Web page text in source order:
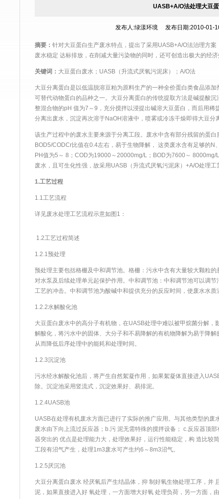
UASB+A/O法处理大豆
发布人:绿漾环境 发布日期:2010-01-
摘要： 针对大豆蛋白生产废水特点，提出了采用UASB+A/O法治理方
废水稳定 达标排放，在削减大量污染物的同时，还可创造出极大的经
关键词： 大豆蛋白 废水 ；UASB（升流式厌氧污泥床）；A/O法
大豆分离蛋白是以低温脱溶豆粕为原料生产的一种全价蛋白类食品添
可替代动物蛋白的品种之一。大豆分离蛋白的传统提取方法是碱提酸
整混合物的pH 值为7～9，充分搅拌以浸提出碱溶大豆蛋白，而后用
分离出 废水 ，沉淀再次溶于NaOH溶液中，喷雾或冷冻干燥即得大豆分
该生产过程中的废水主要来源于分离工段。 废水中含有部分残留的蛋白
BOD5/CODCr比值在0.4左右，易于生物降解， 这类废水含有足够的N
PH值为5～ 8；COD为19000～20000mg/L；BOD为7600～
废水 ，且可生化性强，故采用UASB（升流式厌氧污泥床）+A/O处理工
1.工艺过程
1.1工艺流程
详见废水处理工艺流程示意如图1：
1.2工艺过程简述
1.2.1预处理
预处理主要包括格栅及中和调节池。格栅：污水中含有大量较大颗粒
对水泵及后续处理单元起保护作用。中和调节池：中和调节池可以调
工艺的冲击。中和调节池为酸碱中和提供充分的反应时间，使废水水质
1.2.2水解酸化池
大豆蛋白 废水中的高分子有机物，在UASB处理中难以被甲烷菌分解
解酸化，将污水中的固体、大分子和不易降解的有机物降解为易于降
从而降低后序处理中的能耗和处理时间。
1.2.3沉淀池
污水经水解酸化池后，将产生自然絮凝作用，如果絮凝体直接进入
除。沉淀池采用竖流式，沉淀效果好、易排泥。
1.2.4UASB池
UASB在处理有机废水方面已进行了实际的推广应用。与其他类型的废
废水由下向上流过反应器；b.污 泥无需特殊的搅拌设备； c.反应器顶
器突出的 优点是处理能力大，处理效果好，运行性能稳定，构 造比较
工段有沼气产生，处理1m3废水可产生约6～8m3沼气。
1.2.5厌沉池
大豆分离蛋白 废水 经厌氧后产生结晶体，抑 制好氧生物处理工序，并
泥，如果直接进入好 氧处理，一方面增大好氧 处理负荷，另一方面，